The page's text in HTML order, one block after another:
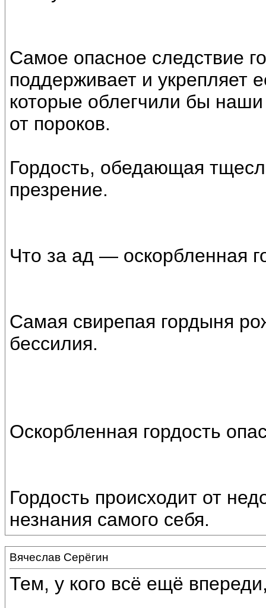
Самое опасное следствие
поддерживает и укрепляет
которые облегчили бы
от пороков.
Гордость, обедающая
презрение.
Что за ад — оскорбленная
Самая свирепая гордыня
бессилия.
Оскорбленная гордость
Гордость происходит от
незнания самого себя.
Вячеслав Серёгин
Тем, у кого всё ещё